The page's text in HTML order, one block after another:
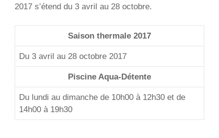
2017 s’étend du 3 avril au 28 octobre.
Saison thermale 2017
Du 3 avril au 28 octobre 2017
Piscine Aqua-Détente
Du lundi au dimanche de 10h00 à 12h30 et de
14h00 à 19h30